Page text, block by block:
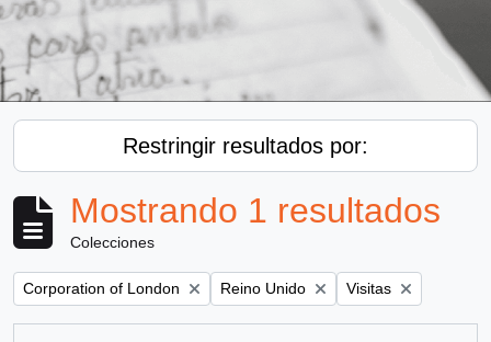
Restringir resultados por:
Mostrando 1 resultados
Colecciones
Remove filter:
Corporation of London Remove filter:
Reino Unido Remove filter:
Visitas